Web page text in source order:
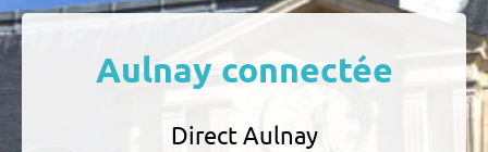
Aulnay connectée
Direct Aulnay